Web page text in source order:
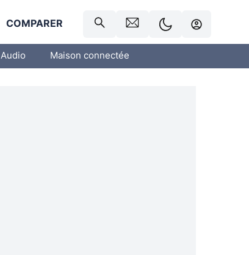
COMPARER
Audio Maison connectée